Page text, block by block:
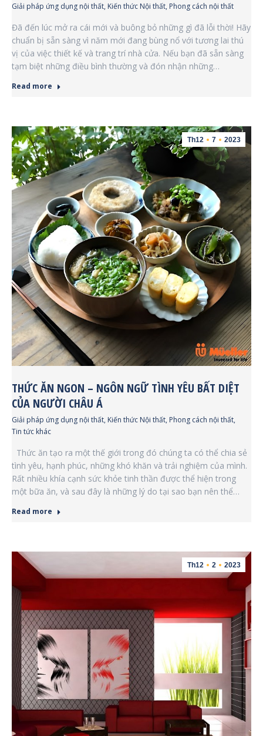
Giải pháp ứng dụng nội thất, Kiến thức Nội thất, Phong cách nội thất
Đã đến lúc mở ra cái mới và buông bỏ những gì đã lỗi thời! Hãy
chuẩn bị sẵn sàng vì năm mới đang bùng nổ với tương lai thú
vị của việc thiết kế và trang trí nhà cửa. Nếu bạn đã sẵn sàng
tạm biệt những điều bình thường và đón nhận những…
Read more
Th12 7 2023
THỨC ĂN NGON – NGÔN NGỮ TÌNH YÊU BẤT DIỆT
CỦA NGƯỜI CHÂU Á
Giải pháp ứng dụng nội thất, Kiến thức Nội thất, Phong cách nội thất,
Tin tức khác
Thức ăn tạo ra một thế giới trong đó chúng ta có thể chia sẻ
tình yêu, hạnh phúc, những khó khăn và trải nghiệm của mình.
Rất nhiều khía cạnh sức khỏe tinh thần được thể hiện trong
một bữa ăn, và sau đây là những lý do tại sao bạn nên thể…
Read more
Th12 2 2023